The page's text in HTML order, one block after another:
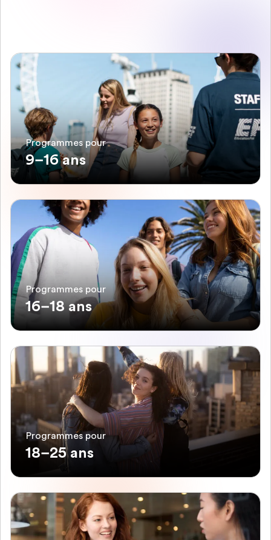
Programmes pour
9–16 ans
Programmes pour
16–18 ans
Programmes pour
18–25 ans